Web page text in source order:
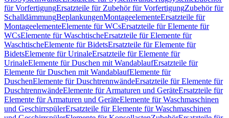
für VorfertigungErsatzteile für Zubehör für VorfertigungZubehör für
SchalldämmungBeplankungenMontageelementeErsatzteile für
MontageelementeElemente für WCsErsatzteile für Elemente für
WCsElemente für WaschtischeErsatzteile für Elemente für
WaschtischeElemente für BidetsErsatzteile für Elemente für
BidetsElemente für UrinaleErsatzteile für Elemente für
UrinaleElemente für Duschen mit WandablaufErsatzteile für
Elemente für Duschen mit WandablaufElemente für
DuschenElemente für DuschtrennwändeErsatzteile für Elemente für
DuschtrennwändeElemente für Armaturen und GeräteErsatzteile für
Elemente für Armaturen und GeräteElemente für Waschmaschinen
und GeschirrspülerErsatzteile für Elemente für Waschmaschinen